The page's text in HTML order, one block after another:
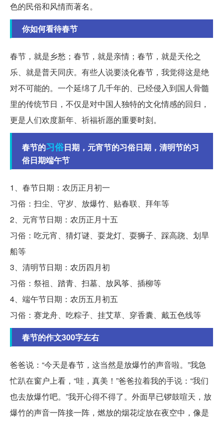
色的民俗和风情而著名。
你如何看待春节
春节，就是乡愁；春节，就是亲情；春节，就是天伦之
乐、就是普天同庆。有些人说要淡化春节，我觉得这是绝
对不可能的。一个延绵了几千年的、已经侵入到国人骨髓
里的传统节日，不仅是对中国人独特的文化情感的回归，
更是人们欢度新年、祈福祈愿的重要时刻。
春节的习俗日期，元宵节的习俗日期，清明节的习
俗日期端午节
1、春节日期：农历正月初一
习俗：扫尘、守岁、放爆竹、贴春联、拜年等
2、元宵节日期：农历正月十五
习俗：吃元宵、猜灯谜、耍龙灯、耍狮子、踩高跷、划旱
船等
3、清明节日期：农历四月初
习俗：祭祖、踏青、扫墓、放风筝、插柳等
4、端午节日期：农历五月初五
习俗：赛龙舟、吃粽子、挂艾草、穿香囊、戴五色线等
春节的作文300字左右
爸爸说：“今天是春节，这当然是放爆竹的声音啦。”我急
忙趴在窗户上看，“哇，真美！”爸爸拉着我的手说：“我们
也去放爆竹吧。”我开心得不得了。外面早已锣鼓喧天，放
爆竹的声音一阵接一阵，燃放的烟花绽放在夜空中，像是